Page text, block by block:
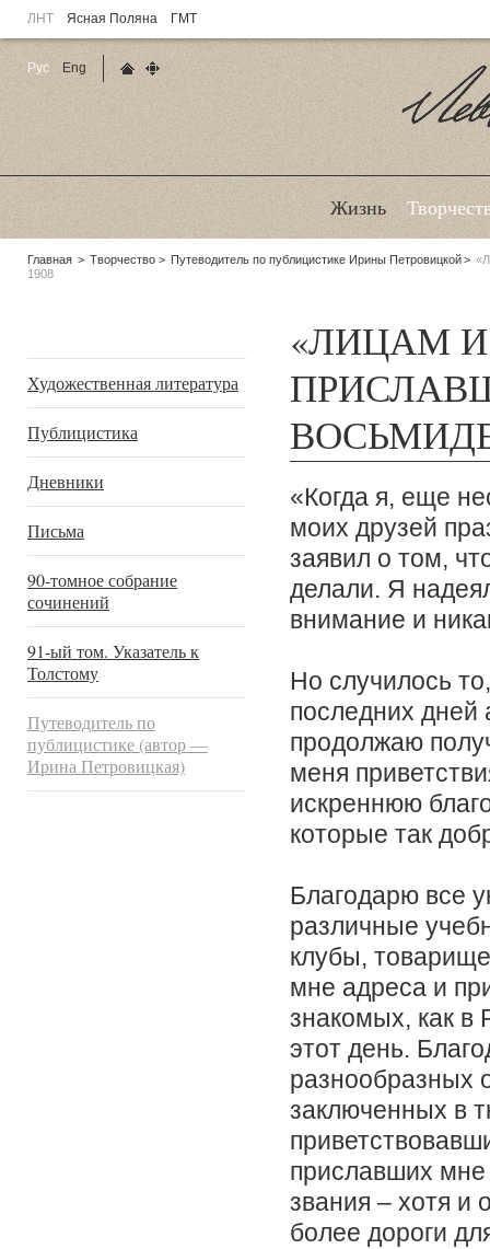
ЛНТ Ясная Поляна ГМТ
Жизнь
Родительские
страницы:
Главная Творчество Путеводитель по публицистике Ирины Петровицкой
1908
Художественная литература
Публицистика
Дневники
Письма
90-томное собрание
сочинений
91-ый том. Указатель к
Толстому
Путеводитель по
публицистике (автор —
Ирина Петровицкая)
«ЛИЦАМ
«Когда я, еще
моих друзей
заявил о том,
делали. Я
внимание и
Но случилось
последних дней
продолжаю
меня
искреннюю
которые так
Благодарю все
различные
клубы,
мне адреса и
знакомых, как в
этот день.
разнообразных
заключенных в
приславших мне
звания – хотя и
более дороги
Рус
Eng